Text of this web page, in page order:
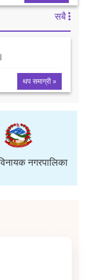
सबै
थप समाग्री »
नगरपालिका